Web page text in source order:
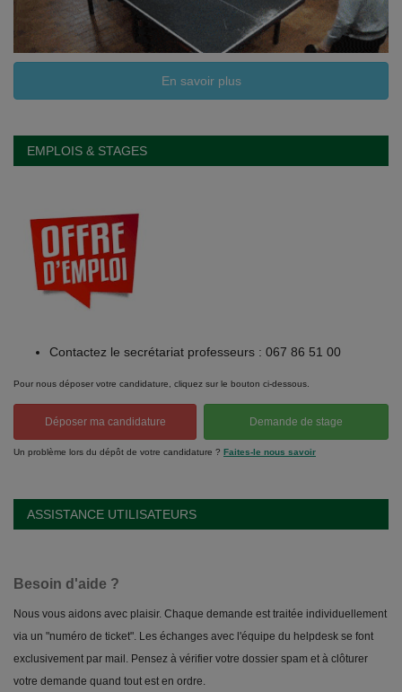
En savoir plus
EMPLOIS & STAGES
Contactez le secrétariat professeurs : 067 86 51 00
Pour nous déposer votre candidature, cliquez sur le bouton ci-dessous.
Déposer ma candidature Demande de stage
Un problème lors du dépôt de votre candidature ? Faites-le nous savoir
ASSISTANCE UTILISATEURS
Besoin d'aide ?
Nous vous aidons avec plaisir. Chaque demande est traitée individuellement
via un "numéro de ticket". Les échanges avec l'équipe du helpdesk se font
exclusivement par mail. Pensez à vérifier votre dossier spam et à clôturer
votre demande quand tout est en ordre.